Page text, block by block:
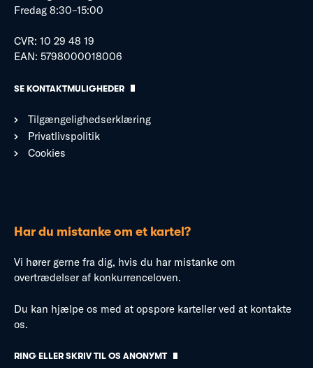
Fredag 8:30–15:00
CVR: 10 29 48 19
EAN: 5798000018006
SE KONTAKTMULIGHEDER
Tilgængelighedserklæring
Privatlivspolitik
Cookies
Har du mistanke om et kartel?
Vi hører gerne fra dig, hvis du har mistanke om
overtrædelser af konkurrenceloven.
Du kan hjælpe os med at opspore karteller ved at kontakte
os.
RING ELLER SKRIV TIL OS ANONYMT